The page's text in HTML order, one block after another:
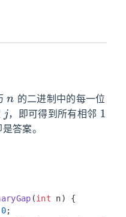
n 的二进制中的每一位
j ，即可得到所有相邻 1
答案。
(int n)
{
0;